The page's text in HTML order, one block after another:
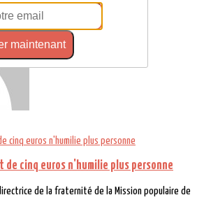
cinq euros n'humilie plus personne
de la fraternité de la Mission populaire de
maintenant